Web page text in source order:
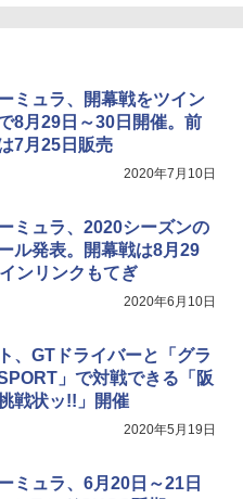
ミュラ、開幕戦をツイン
8月29日～30日開催。前
7月25日販売
2020年7月10日
ミュラ、2020シーズンの
ル発表。開幕戦は8月29
ンリンクもてぎ
2020年6月10日
、GTドライバーと「グラ
」で対戦できる「阪
戦状ッ!!」開催
2020年5月19日
ミュラ、6月20日～21日